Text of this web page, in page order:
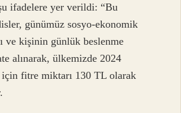
ifadelere yer verildi: “Bu
günümüz sosyo-ekonomik
ve kişinin günlük beslenme
alınarak, ülkemizde 2024
için fitre miktarı 130 TL olarak